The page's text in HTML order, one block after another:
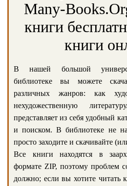
Many-
книги
книги
В нашей большой
библиотеке вы можете
различных жанров: как
нехудожественную
представляет из себя удобный
и поиском. В библиотеке не
просто заходите и скачивайте
Все книги находятся в
формате ZIP, поэтому проблем
должно; если вы хотите читать